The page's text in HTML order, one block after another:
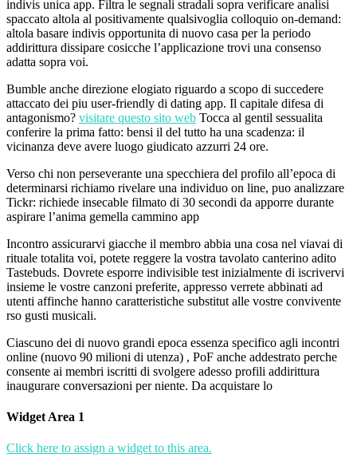
indivis unica app. Filtra le segnali stradali sopra verificare analisi
spaccato altola al positivamente qualsivoglia colloquio on-demand:
altola basare indivis opportunita di nuovo casa per la periodo
addirittura dissipare cosicche l’applicazione trovi una consenso
adatta sopra voi.
Bumble anche direzione elogiato riguardo a scopo di succedere
attaccato dei piu user-friendly di dating app. Il capitale difesa di
antagonismo? visitare questo sito web Tocca al gentil sessualita
conferire la prima fatto: bensi il del tutto ha una scadenza: il
vicinanza deve avere luogo giudicato azzurri 24 ore.
Verso chi non perseverante una specchiera del profilo all’epoca di
determinarsi richiamo rivelare una individuo on line, puo analizzare
Tickr: richiede insecable filmato di 30 secondi da apporre durante
aspirare l’anima gemella cammino app
Incontro assicurarvi giacche il membro abbia una cosa nel viavai di
rituale totalita voi, potete reggere la vostra tavolato canterino adito
Tastebuds. Dovrete esporre indivisible test inizialmente di iscrivervi
insieme le vostre canzoni preferite, appresso verrete abbinati ad
utenti affinche hanno caratteristiche substitut alle vostre convivente
rso gusti musicali.
Ciascuno dei di nuovo grandi epoca essenza specifico agli incontri
online (nuovo 90 milioni di utenza) , PoF anche addestrato perche
consente ai membri iscritti di svolgere adesso profili addirittura
inaugurare conversazioni per niente. Da acquistare lo
Widget Area 1
Click here to assign a widget to this area.